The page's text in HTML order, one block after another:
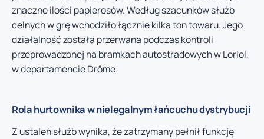
znaczne ilości papierosów. Według szacunków służb
celnych w grę wchodziło łącznie kilka ton towaru. Jego
działalność została przerwana podczas kontroli
przeprowadzonej na bramkach autostradowych w Loriol,
w departamencie Drôme.
Rola hurtownika w nielegalnym łańcuchu dystrybucji
Z ustaleń służb wynika, że zatrzymany pełnił funkcję